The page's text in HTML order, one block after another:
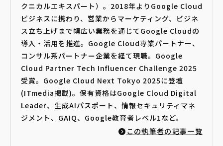
クニカルエキスパート）。2018年よりGoogle Cloud
ビジネスに携わり、営業からマーケティング、ビジネ
ス立ち上げまで幅広い業務を通じてGoogle Cloudの
導入・活用を推進。Google Cloud専業パートナー、
コンサル系パートナー企業を経て現職。Google
Cloud Partner Tech Influencer Challenge 2025
受賞。Google Cloud Next Tokyo 2025に登壇
(ITmedia掲載)。保有資格はGoogle Cloud Digital
Leader、生成AIパスポート、情報セキュリティマネ
ジメント、GAIQ、Google教育者レベル1など。
この執筆者の記事一覧